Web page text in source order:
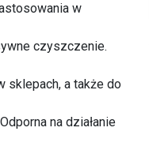
w
czyszczenie.
sklepach, a także do
na działanie